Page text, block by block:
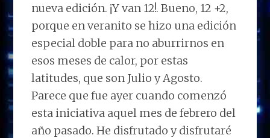
nueva edición. ¡Y van 12!. Bueno, 12 +2,
porque en veranito se hizo una edición
especial doble para no aburrirnos en
esos meses de calor, por estas
latitudes, que son Julio y Agosto.
Parece que fue ayer cuando comenzó
esta iniciativa aquel mes de febrero del
año pasado. He disfrutado y disfrutaré